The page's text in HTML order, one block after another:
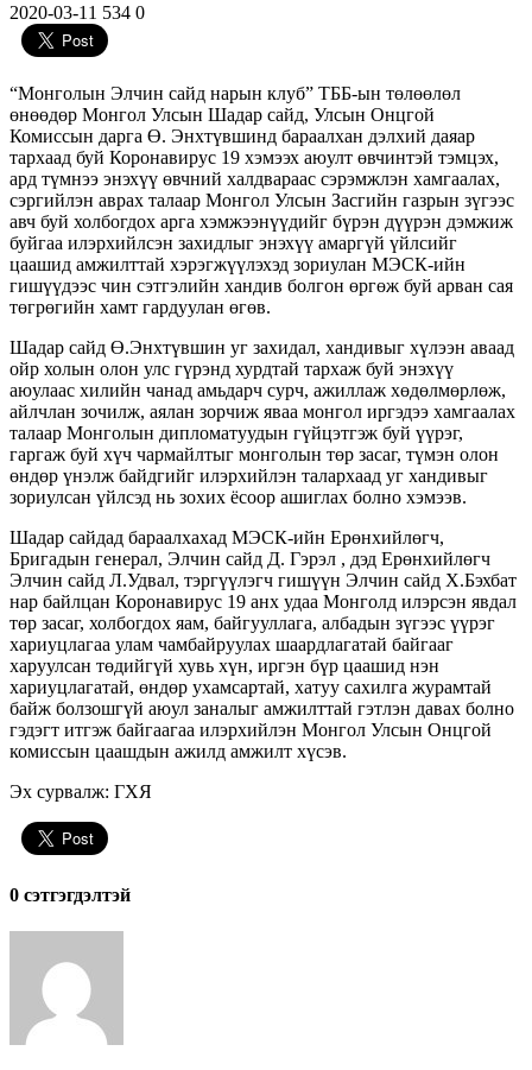
2020-03-11 534 0
“Монголын Элчин сайд нарын клуб” ТББ-ын төлөөлөл
өнөөдөр Монгол Улсын Шадар сайд, Улсын Онцгой
Комиссын дарга Ө. Энхтүвшинд бараалхан дэлхий даяар
тархаад буй Коронавирус 19 хэмээх аюулт өвчинтэй тэмцэх,
ард түмнээ энэхүү өвчний халдвараас сэрэмжлэн хамгаалах,
сэргийлэн аврах талаар Монгол Улсын Засгийн газрын зүгээс
авч буй холбогдох арга хэмжээнүүдийг бүрэн дүүрэн дэмжиж
буйгаа илэрхийлсэн захидлыг энэхүү амаргүй үйлсийг
цаашид амжилттай хэрэгжүүлэхэд зориулан МЭСК-ийн
гишүүдээс чин сэтгэлийн хандив болгон өргөж буй арван сая
төгрөгийн хамт гардуулан өгөв.
Шадар сайд Ө.Энхтүвшин уг захидал, хандивыг хүлээн аваад
ойр холын олон улс гүрэнд хурдтай тархаж буй энэхүү
аюулаас хилийн чанад амьдарч сурч, ажиллаж хөдөлмөрлөж,
айлчлан зочилж, аялан зорчиж яваа монгол иргэдээ хамгаалах
талаар Монголын дипломатуудын гүйцэтгэж буй үүрэг,
гаргаж буй хүч чармайлтыг монголын төр засаг, түмэн олон
өндөр үнэлж байдгийг илэрхийлэн талархаад уг хандивыг
зориулсан үйлсэд нь зохих ёсоор ашиглах болно хэмээв.
Шадар сайдад бараалхахад МЭСК-ийн Ерөнхийлөгч,
Бригадын генерал, Элчин сайд Д. Гэрэл , дэд Ерөнхийлөгч
Элчин сайд Л.Удвал, тэргүүлэгч гишүүн Элчин сайд Х.Бэхбат
нар байлцан Коронавирус 19 анх удаа Монголд илэрсэн явдал
төр засаг, холбогдох яам, байгууллага, албадын зүгээс үүрэг
хариуцлагаа улам чамбайруулах шаардлагатай байгааг
харуулсан төдийгүй хувь хүн, иргэн бүр цаашид нэн
хариуцлагатай, өндөр ухамсартай, хатуу сахилга журамтай
байж болзошгүй аюул заналыг амжилттай гэтлэн давах болно
гэдэгт итгэж байгаагаа илэрхийлэн Монгол Улсын Онцгой
комиссын цаашдын ажилд амжилт хүсэв.
Эх сурвалж: ГХЯ
0 cэтгэгдэлтэй